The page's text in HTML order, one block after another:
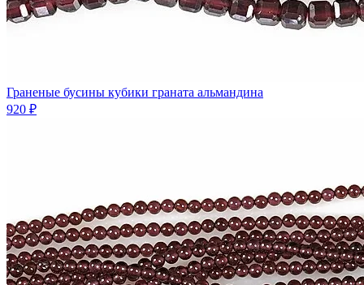
Граненые бусины кубики граната альмандина
920 ₽